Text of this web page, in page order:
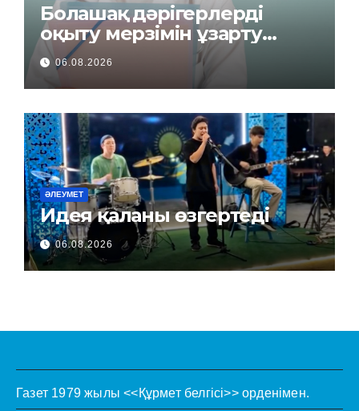
Болашақ дәрігерлерді
оқыту мерзімін ұзарту
керек пе?
06.08.2026
ӘЛЕУМЕТ
Идея қаланы өзгертеді
06.08.2026
Газет 1979 жылы <<Құрмет белгісі>> орденімен.